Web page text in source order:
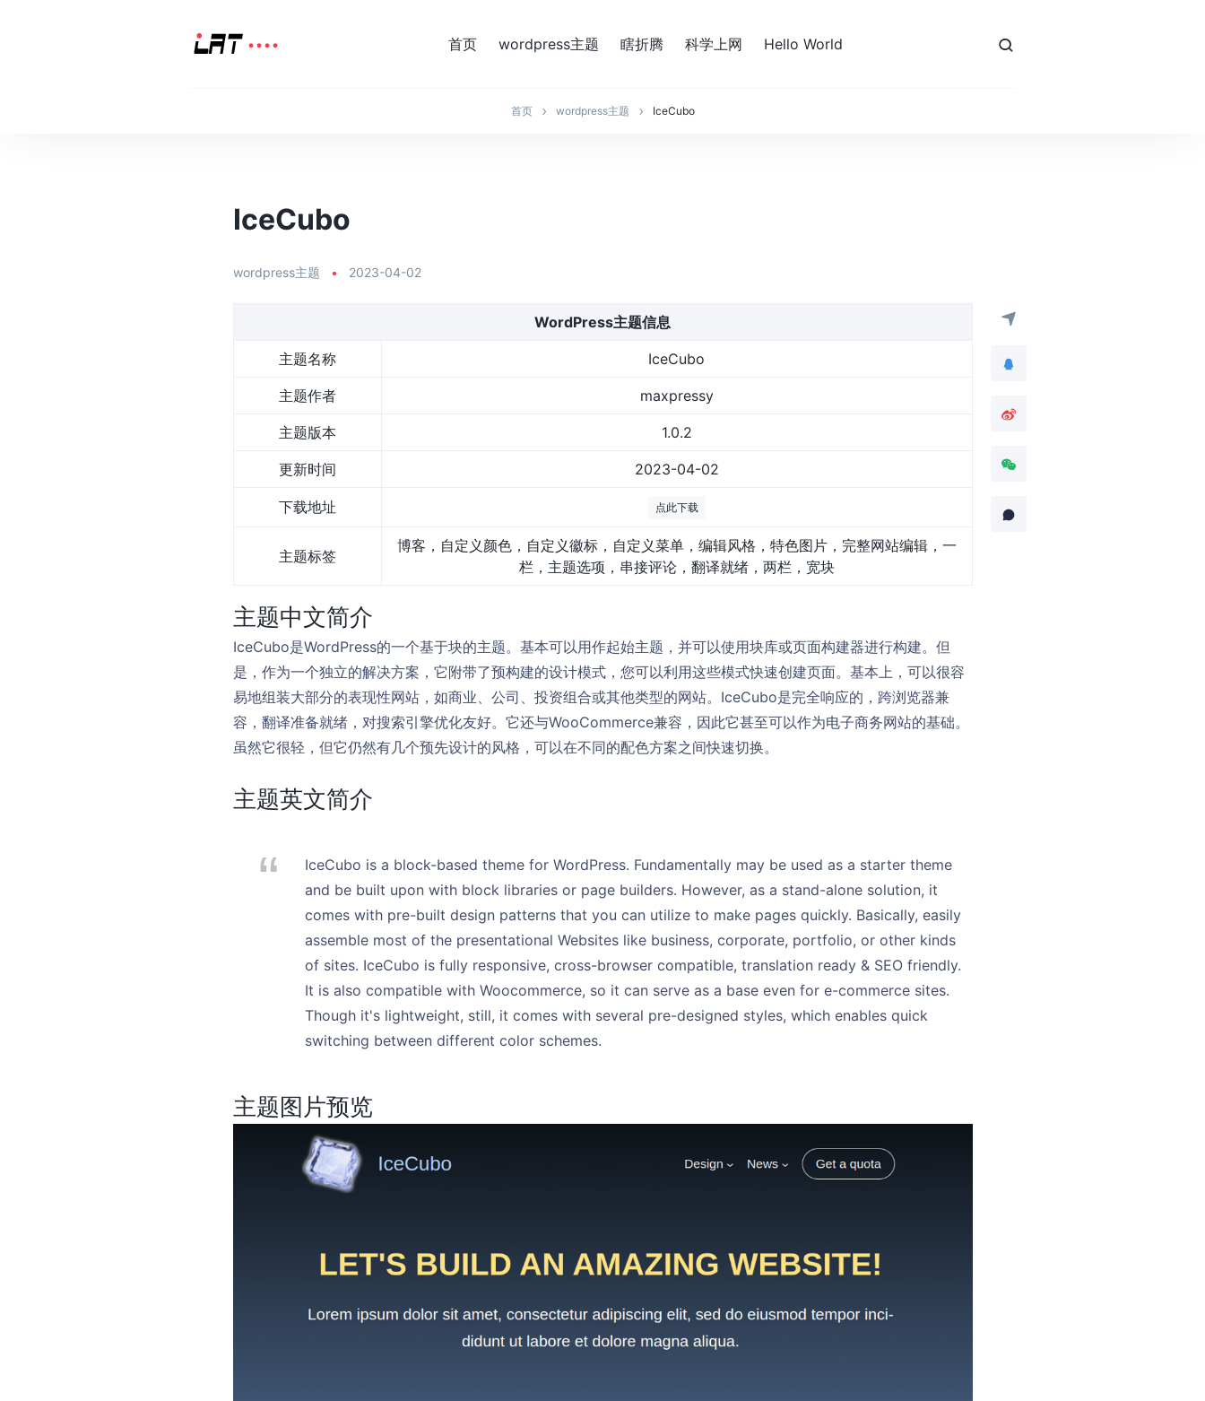
首页 wordpress主题 瞎折腾 科学上网 Hello World
首页 wordpress主题 IceCubo
IceCubo
wordpress主题 • 2023-04-02
WordPress主题信息
主题名称 IceCubo
主题作者 maxpressy
主题版本 1.0.2
更新时间 2023-04-02
下载地址 点此下载
主题标签
博客，自定义颜色，自定义徽标，自定义菜单，编辑风格，特色图片，完整网站编辑，一
栏，主题选项，串接评论，翻译就绪，两栏，宽块
主题中文简介
IceCubo是WordPress的一个基于块的主题。基本可以用作起始主题，并可以使用块库或页面构建器进行构建。但
是，作为一个独立的解决方案，它附带了预构建的设计模式，您可以利用这些模式快速创建页面。基本上，可以很容
易地组装大部分的表现性网站，如商业、公司、投资组合或其他类型的网站。IceCubo是完全响应的，跨浏览器兼
容，翻译准备就绪，对搜索引擎优化友好。它还与WooCommerce兼容，因此它甚至可以作为电子商务网站的基础。
虽然它很轻，但它仍然有几个预先设计的风格，可以在不同的配色方案之间快速切换。
主题英文简介
IceCubo is a block-based theme for WordPress. Fundamentally may be used as a starter theme
and be built upon with block libraries or page builders. However, as a stand-alone solution, it
comes with pre-built design patterns that you can utilize to make pages quickly. Basically, easily
assemble most of the presentational Websites like business, corporate, portfolio, or other kinds
of sites. IceCubo is fully responsive, cross-browser compatible, translation ready & SEO friendly.
It is also compatible with Woocommerce, so it can serve as a base even for e-commerce sites.
Though it's lightweight, still, it comes with several pre-designed styles, which enables quick
switching between different color schemes.
主题图片预览